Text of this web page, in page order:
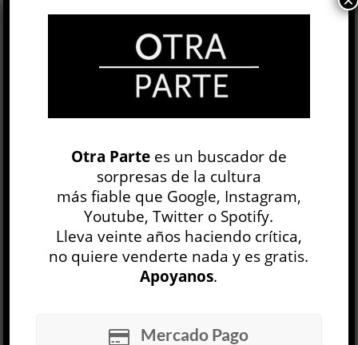
terror que ubica al cuerpo humano como la
última frontera de la materialidad orgánica
reconocible. De modo que pasado este límite
todo es admitido, y la destrucción, la mutación
y la pudrición son algunas de las derivas a
general, en las películas del género se
despliegan distintos recursos para provocar l...
LEER MÁS
Otra Partees un buscador de
sorpresas de la cultura
más fiable que Google, Instagram,
Youtube, Twitter o Spotify.
Lleva veinte años haciendo crítica,
no quiere venderte nada y es gratis.
Apoyanos.
Mercado Pago